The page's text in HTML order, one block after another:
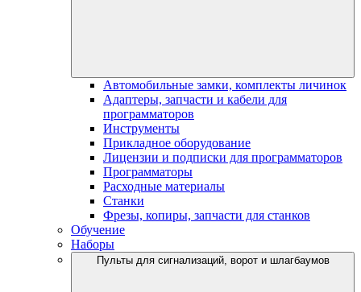
Автомобильные замки, комплекты личинок
Адаптеры, запчасти и кабели для
программаторов
Инструменты
Прикладное оборудование
Лицензии и подписки для программаторов
Программаторы
Расходные материалы
Станки
Фрезы, копиры, запчасти для станков
Обучение
Наборы
Пульты для сигнализаций, ворот и шлагбаумов